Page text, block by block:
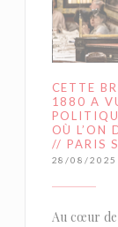
CETTE
1880 A
OÙ L’ON
// PARIS
28/08/2025
Au cœur